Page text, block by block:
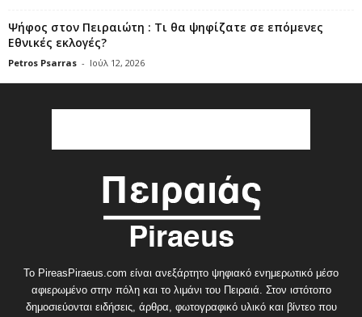
Ψήφος στον Πειραιώτη : Τι θα ψηφίζατε σε επόμενες
Εθνικές εκλογές?
Petros Psarras - Ιούλ 12, 2026
Το PireasPiraeus.com είναι ανεξάρτητο ψηφιακό ενημερωτικό μέσο
αφιερωμένο στην πόλη και το λιμάνι του Πειραιά. Στον ιστότοπο
δημοσιεύονται ειδήσεις, άρθρα, φωτογραφικό υλικό και βίντεο που